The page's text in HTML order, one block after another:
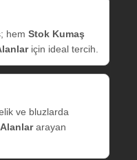
hem Stok Kumaş
için ideal tercih.
ve bluzlarda
arayan